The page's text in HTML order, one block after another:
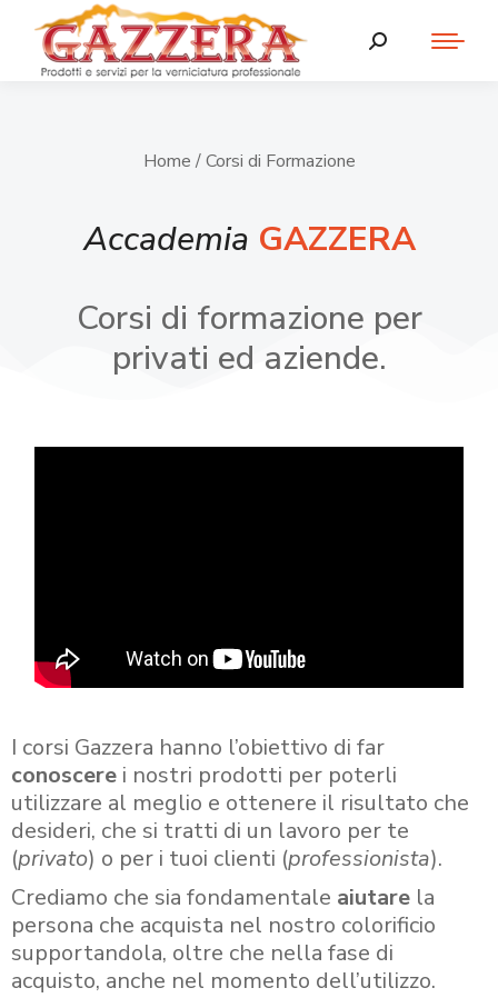
Home / Corsi di Formazione
Accademia GAZZERA
Corsi di formazione per
privati ed aziende.
I corsi Gazzera hanno l’obiettivo di far
conoscere i nostri prodotti per poterli
utilizzare al meglio e ottenere il risultato che
desideri, che si tratti di un lavoro per te
(privato) o per i tuoi clienti (professionista).
Crediamo che sia fondamentale aiutare la
persona che acquista nel nostro colorificio
supportandola, oltre che nella fase di
acquisto, anche nel momento dell’utilizzo.